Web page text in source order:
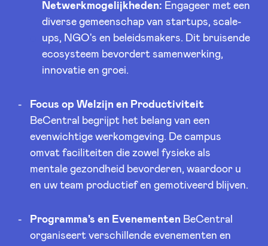
Netwerkmogelijkheden: Engageer met een
diverse gemeenschap van startups, scale-
ups, NGO's en beleidsmakers. Dit bruisende
ecosysteem bevordert samenwerking,
innovatie en groei.
Focus op Welzijn en Productiviteit
BeCentral begrijpt het belang van een
evenwichtige werkomgeving. De campus
omvat faciliteiten die zowel fysieke als
mentale gezondheid bevorderen, waardoor u
en uw team productief en gemotiveerd blijven.
Programma's en Evenementen BeCentral
organiseert verschillende evenementen en